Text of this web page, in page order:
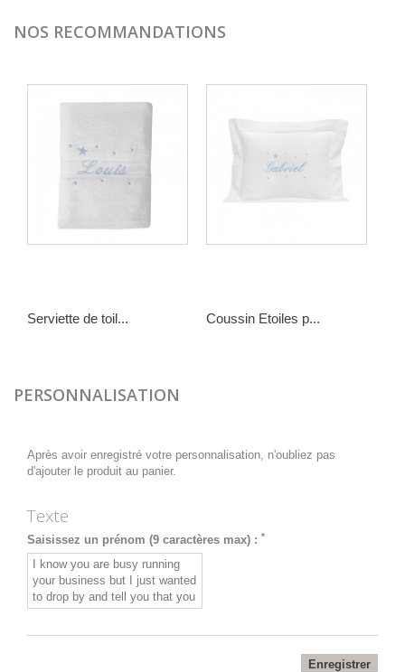
NOS RECOMMANDATIONS
Serviette de toil... Coussin Etoiles p...
PERSONNALISATION
Après avoir enregistré votre personnalisation, n'oubliez pas
d'ajouter le produit au panier.
Texte
Saisissez un prénom (9 caractères max) : *
Enregistrer